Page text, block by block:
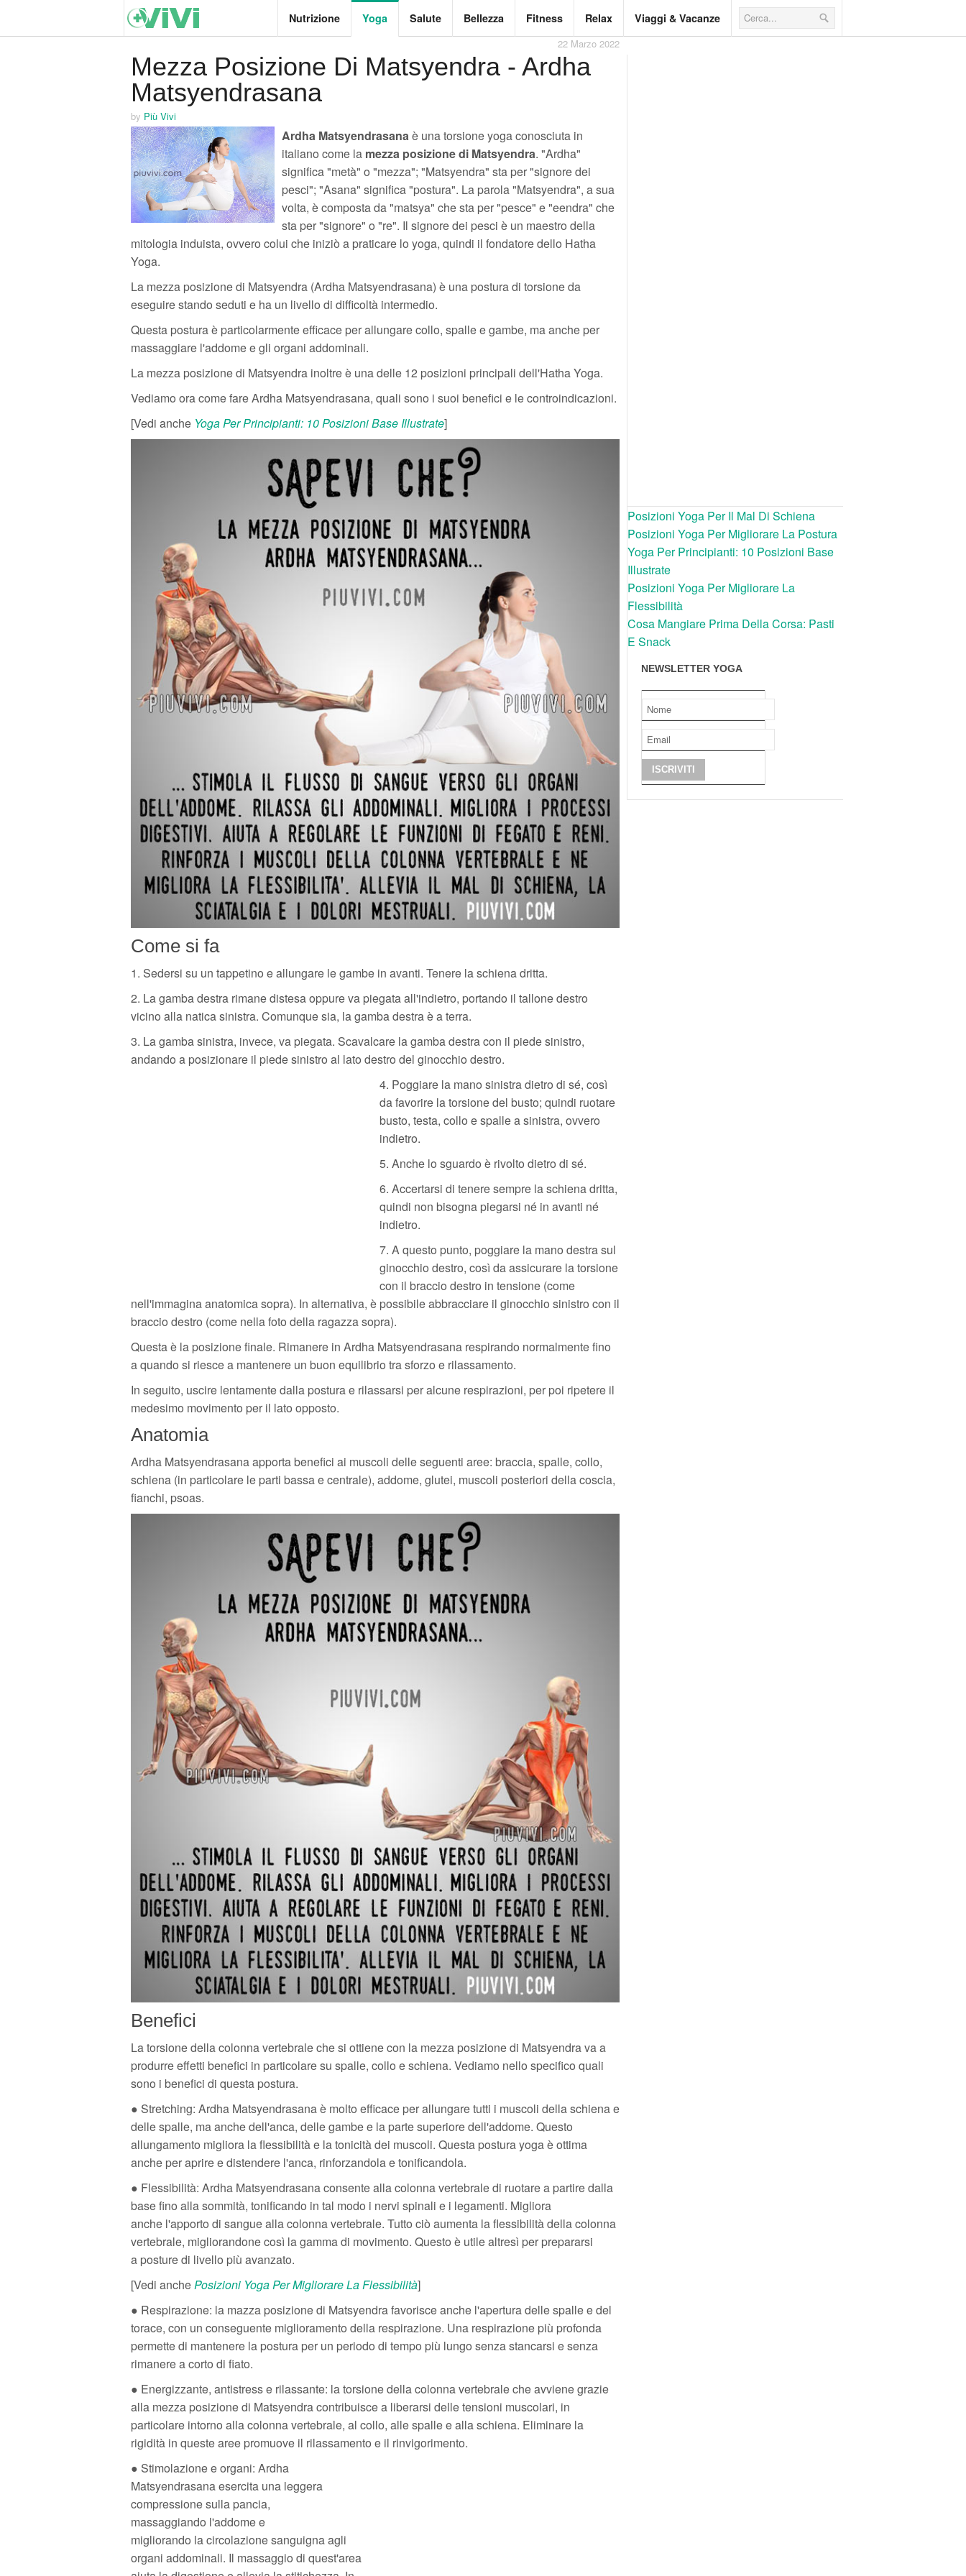
Nutrizione Yoga Salute Bellezza Fitness Relax Viaggi & Vacanze
22 Marzo 2022
Mezza Posizione Di Matsyendra - Ardha
Matsyendrasana
by Più Vivi
Ardha Matsyendrasanaè una torsione yoga conosciuta in
italiano come la mezza posizione di Matsyendra. "Ardha"
significa "metà" o "mezza"; "Matsyendra" sta per "signore dei
pesci"; "Asana" significa "postura". La parola "Matsyendra", a sua
volta, è composta da "matsya" che sta per "pesce" e "eendra" che
sta per "signore" o "re". Il signore dei pesci è un maestro della
mitologia induista, ovvero colui che iniziò a praticare lo yoga, quindi il fondatore dello Hatha
Yoga.
La mezza posizione di Matsyendra (Ardha Matsyendrasana) è una postura di torsione da
eseguire stando seduti e ha un livello di difficoltà intermedio.
Questa postura è particolarmente efficace per allungare collo, spalle e gambe, ma anche per
massaggiare l'addome e gli organi addominali.
La mezza posizione di Matsyendra inoltre è una delle 12 posizioni principali dell'Hatha Yoga.
Vediamo ora come fare Ardha Matsyendrasana, quali sono i suoi benefici e le controindicazioni.
[Vedi anche Yoga Per Principianti: 10 Posizioni Base Illustrate]
Come si fa
1. Sedersi su un tappetino e allungare le gambe in avanti. Tenere la schiena dritta.
2. La gamba destra rimane distesa oppure va piegata all'indietro, portando il tallone destro
vicino alla natica sinistra. Comunque sia, la gamba destra è a terra.
3. La gamba sinistra, invece, va piegata. Scavalcare la gamba destra con il piede sinistro,
andando a posizionare il piede sinistro al lato destro del ginocchio destro.
4. Poggiare la mano sinistra dietro di sé, così
da favorire la torsione del busto; quindi ruotare
busto, testa, collo e spalle a sinistra, ovvero
indietro.
5. Anche lo sguardo è rivolto dietro di sé.
6. Accertarsi di tenere sempre la schiena dritta,
quindi non bisogna piegarsi né in avanti né
indietro.
7. A questo punto, poggiare la mano destra sul
ginocchio destro, così da assicurare la torsione
con il braccio destro in tensione (come
nell'immagina anatomica sopra). In alternativa, è possibile abbracciare il ginocchio sinistro con il
braccio destro (come nella foto della ragazza sopra).
Questa è la posizione finale. Rimanere in Ardha Matsyendrasana respirando normalmente fino
a quando si riesce a mantenere un buon equilibrio tra sforzo e rilassamento.
In seguito, uscire lentamente dalla postura e rilassarsi per alcune respirazioni, per poi ripetere il
medesimo movimento per il lato opposto.
Anatomia
Ardha Matsyendrasana apporta benefici ai muscoli delle seguenti aree: braccia, spalle, collo,
schiena (in particolare le parti bassa e centrale), addome, glutei, muscoli posteriori della coscia,
fianchi, psoas.
Benefici
La torsione della colonna vertebrale che si ottiene con la mezza posizione di Matsyendra va a
produrre effetti benefici in particolare su spalle, collo e schiena. Vediamo nello specifico quali
sono i benefici di questa postura.
● Stretching: Ardha Matsyendrasana è molto efficace per allungare tutti i muscoli della schiena e
delle spalle, ma anche dell'anca, delle gambe e la parte superiore dell'addome. Questo
allungamento migliora la flessibilità e la tonicità dei muscoli. Questa postura yoga è ottima
anche per aprire e distendere l'anca, rinforzandola e tonificandola.
● Flessibilità: Ardha Matsyendrasana consente alla colonna vertebrale di ruotare a partire dalla
base fino alla sommità, tonificando in tal modo i nervi spinali e i legamenti. Migliora
anche l'apporto di sangue alla colonna vertebrale. Tutto ciò aumenta la flessibilità della colonna
vertebrale, migliorandone così la gamma di movimento. Questo è utile altresì per prepararsi
a posture di livello più avanzato.
[Vedi anchePosizioni Yoga Per Migliorare La Flessibilità]
● Respirazione: la mazza posizione di Matsyendra favorisce anche l'apertura delle spalle e del
torace, con un conseguente miglioramento della respirazione. Una respirazione più profonda
permette di mantenere la postura per un periodo di tempo più lungo senza stancarsi e senza
rimanere a corto di fiato.
● Energizzante, antistress e rilassante: la torsione della colonna vertebrale che avviene grazie
alla mezza posizione di Matsyendra contribuisce a liberarsi delle tensioni muscolari, in
particolare intorno alla colonna vertebrale, al collo, alle spalle e alla schiena. Eliminare la
rigidità in queste aree promuove il rilassamento e il rinvigorimento.
● Stimolazione e organi: Ardha
Matsyendrasana esercita una leggera
compressione sulla pancia,
massaggiando l'addome e
migliorando la circolazione sanguigna agli
organi addominali. Il massaggio di quest'area
Posizioni Yoga Per Il Mal Di Schiena
Posizioni Yoga Per Migliorare La Postura
Yoga Per Principianti: 10 Posizioni Base
Illustrate
Posizioni Yoga Per Migliorare La
Flessibilità
Cosa Mangiare Prima Della Corsa: Pasti
E Snack
NEWSLETTER YOGA